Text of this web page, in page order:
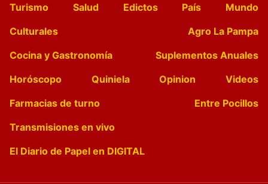
Turismo
Salud Edictos País
Mundo
Culturales
Agro La Pampa
Cocina y Gastronomía
Suplementos Anuales
Horóscopo
Quiniela Opinion
Videos
Farmacias de turno
Entre Pocillos
Transmisiones en vivo
El Diario de Papel en DIGITAL